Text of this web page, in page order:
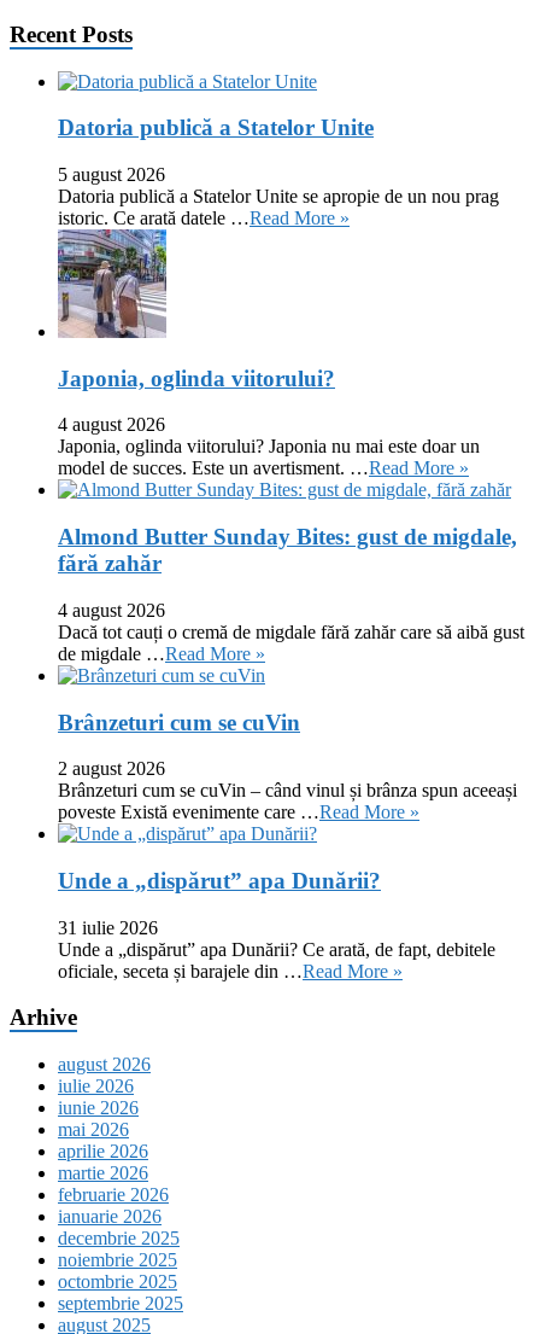
Recent Posts
Datoria publică a Statelor Unite
5 august 2026
Datoria publică a Statelor Unite se apropie de un nou prag
istoric. Ce arată datele …Read More »
Japonia, oglinda viitorului?
4 august 2026
Japonia, oglinda viitorului? Japonia nu mai este doar un
model de succes. Este un avertisment. …Read More »
Almond Butter Sunday Bites: gust de migdale,
fără zahăr
4 august 2026
Dacă tot cauți o cremă de migdale fără zahăr care să aibă gust
de migdale …Read More »
Brânzeturi cum se cuVin
2 august 2026
Brânzeturi cum se cuVin – când vinul și brânza spun aceeași
poveste Există evenimente care …Read More »
Unde a „dispărut” apa Dunării?
31 iulie 2026
Unde a „dispărut” apa Dunării? Ce arată, de fapt, debitele
oficiale, seceta și barajele din …Read More »
Arhive
august 2026
iulie 2026
iunie 2026
mai 2026
aprilie 2026
martie 2026
februarie 2026
ianuarie 2026
decembrie 2025
noiembrie 2025
octombrie 2025
septembrie 2025
august 2025